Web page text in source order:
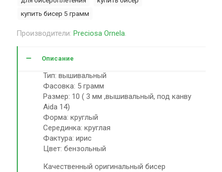
купить бисер 5 грамм
Производители: Preciosa Ornela.
Описание
Тип: вышивальный
Фасовка: 5 грамм
Размер: 10 ( 3 мм ,вышивальный, под канву
Aida 14)
Форма: круглый
Серединка: круглая
Фактура: ирис
Цвет: бензольный
Качественный оригинальный бисер